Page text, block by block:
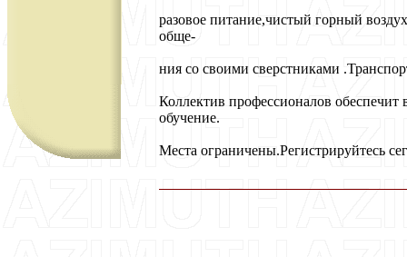
разовое питание,чистый горный
обще-
ния со своими сверстниками
Коллектив профессионалов
обучение.
Места ограничены.Регистрируйтесь